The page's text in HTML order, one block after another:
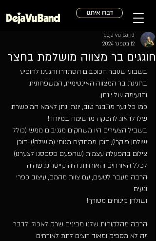
דברו איתנו
חוגגים בר מצווה מושלמת בחצר
deja vu band
12 בספט׳ 2024
בשבוע שעבר הכוכבים הסתדרו והגענו להופיע
בחגיגת בר המצווה האינטימית, המשפחתית
והנעימה של יונתן.
כמו כל נער מתבגר טוב, יונתן נתן לאמא המוכשרת
שלו לדאוג להפקה מרשימה במיוחד!
בשביל הצעירים היו משחקים מגניבים ממש (כולל
שולחן פוקר!), דוכן ממתקים מגומי (מושלם!) ודוכן
צילום בהפעלה עצמית (שהפעם פספסנו לצערנו).
לכלל האורחים והאורחות היה קייטרינג שהיה
הרבה מעבר לטעים, עם צוות מהמם, עיצוב כפרי
ונעים
ושולחן קינוחים מטורף!
הרבה מהלקוחות שלנו מבינים שרק לאכול ולדבר
זה לא מספיק ומאוד רוצים לתת לאורחים